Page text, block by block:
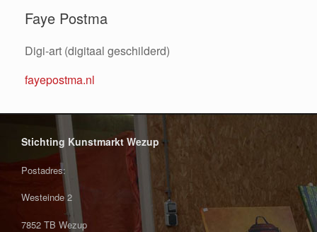
Faye Postma
Digi-art (digitaal geschilderd)
fayepostma.nl
Stichting Kunstmarkt Wezup
Postadres:
Westeinde 2
7852 TB Wezup